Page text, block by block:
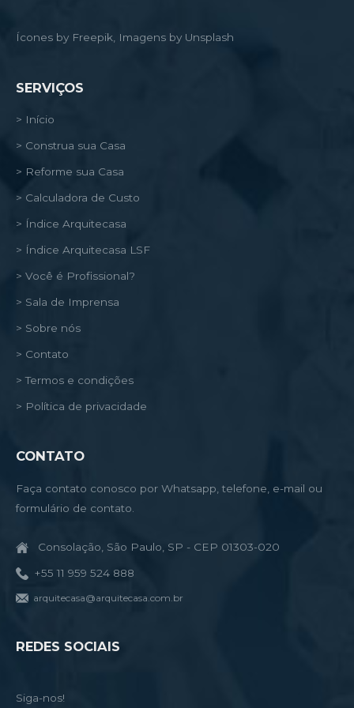
Ícones by Freepik, Imagens by Unsplash
SERVIÇOS
> Início
> Construa sua Casa
> Reforme sua Casa
> Calculadora de Custo
> Índice Arquitecasa
> Índice Arquitecasa LSF
> Você é Profissional?
> Sala de Imprensa
> Sobre nós
> Contato
> Termos e condições
> Política de privacidade
CONTATO
Faça contato conosco por Whatsapp, telefone, e-mail ou
formulário de contato.
Consolação, São Paulo, SP - CEP 01303-020
+55 11 959 524 888
arquitecasa@arquitecasa.com.br
REDES SOCIAIS
Siga-nos!